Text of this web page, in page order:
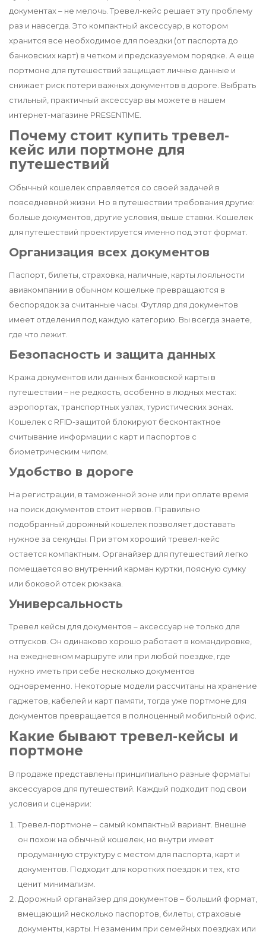
документах – не мелочь. Тревел-кейс решает эту проблему
раз и навсегда. Это компактный аксессуар, в котором
хранится все необходимое для поездки (от паспорта до
банковских карт) в четком и предсказуемом порядке. А еще
портмоне для путешествий защищает личные данные и
снижает риск потери важных документов в дороге. Выбрать
стильный, практичный аксессуар вы можете в нашем
интернет-магазине PRESENTIME.
Почему стоит купить тревел-
кейс или портмоне для
путешествий
Обычный кошелек справляется со своей задачей в
повседневной жизни. Но в путешествии требования другие:
больше документов, другие условия, выше ставки. Кошелек
для путешествий проектируется именно под этот формат.
Организация всех документов
Паспорт, билеты, страховка, наличные, карты лояльности
авиакомпании в обычном кошельке превращаются в
беспорядок за считанные часы. Футляр для документов
имеет отделения под каждую категорию. Вы всегда знаете,
где что лежит.
Безопасность и защита данных
Кража документов или данных банковской карты в
путешествии – не редкость, особенно в людных местах:
аэропортах, транспортных узлах, туристических зонах.
Кошелек с RFID-защитой блокируют бесконтактное
считывание информации с карт и паспортов с
биометрическим чипом.
Удобство в дороге
На регистрации, в таможенной зоне или при оплате время
на поиск документов стоит нервов. Правильно
подобранный дорожный кошелек позволяет доставать
нужное за секунды. При этом хороший тревел-кейс
остается компактным. Органайзер для путешествий легко
помещается во внутренний карман куртки, поясную сумку
или боковой отсек рюкзака.
Универсальность
Тревел кейсы для документов – аксессуар не только для
отпусков. Он одинаково хорошо работает в командировке,
на ежедневном маршруте или при любой поездке, где
нужно иметь при себе несколько документов
одновременно. Некоторые модели рассчитаны на хранение
гаджетов, кабелей и карт памяти, тогда уже портмоне для
документов превращается в полноценный мобильный офис.
Какие бывают тревел-кейсы и
портмоне
В продаже представлены принципиально разные форматы
аксессуаров для путешествий. Каждый подходит под свои
условия и сценарии:
Тревел-портмоне – самый компактный вариант. Внешне
он похож на обычный кошелек, но внутри имеет
продуманную структуру с местом для паспорта, карт и
документов. Подходит для коротких поездок и тех, кто
ценит минимализм.
Дорожный органайзер для документов – больший формат,
вмещающий несколько паспортов, билеты, страховые
документы, карты. Незаменим при семейных поездках или